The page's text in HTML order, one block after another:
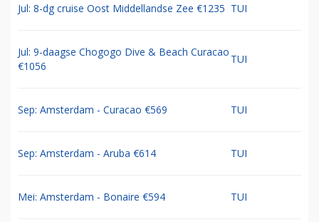
Jul: 8-dg cruise Oost Middellandse Zee €1235 TUI
Jul: 9-daagse Chogogo Dive & Beach Curacao
€1056
TUI
Sep: Amsterdam - Curacao €569 TUI
Sep: Amsterdam - Aruba €614 TUI
Mei: Amsterdam - Bonaire €594 TUI